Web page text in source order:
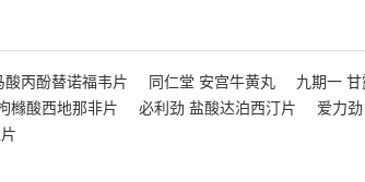
酸丙酚替诺福韦片 同仁堂 安宫牛黄丸 九期一
橼酸西地那非片 必利劲 盐酸达泊西汀片 爱力